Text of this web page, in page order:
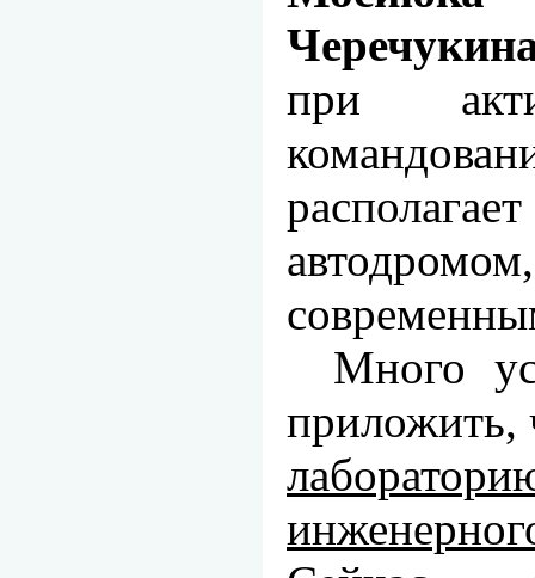
при
Много
приложить,